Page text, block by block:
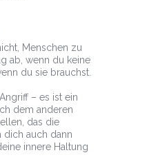
Menschen zu
ab, wenn du keine
du sie brauchst.
– es ist ein
dem anderen
das die
dich auch dann
innere Haltung